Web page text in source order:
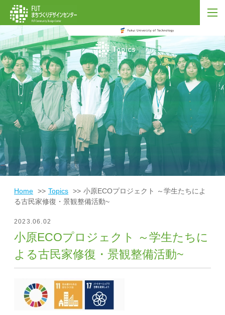
Home Topics
小原ECOプロジェクト ～学生たちによ
る古民家修復・景観整備活動~
2023.06.02
小原ECOプロジェクト ～学生たちに
よる古民家修復・景観整備活動~